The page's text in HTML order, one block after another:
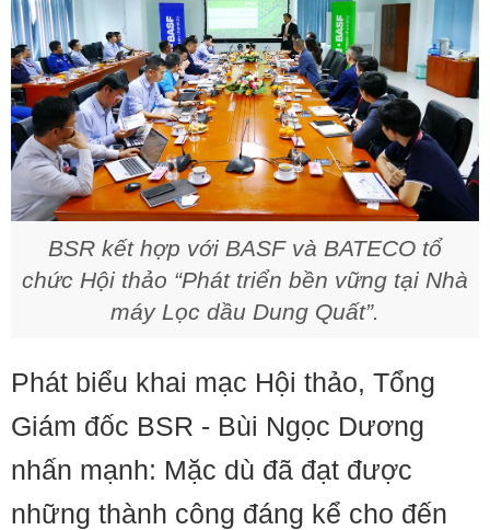
BSR kết hợp với BASF và BATECO tổ
chức Hội thảo “Phát triển bền vững tại Nhà
máy Lọc dầu Dung Quất”.
Phát biểu khai mạc Hội thảo, Tổng
Giám đốc BSR - Bùi Ngọc Dương
nhấn mạnh: Mặc dù đã đạt được
những thành công đáng kể cho đến